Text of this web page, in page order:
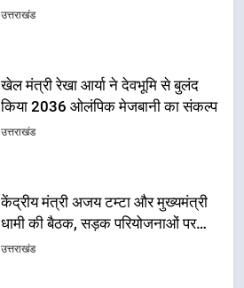
उत्तराखंड
केंद्रीय मंत्री अजय टम्टा और मुख्यमंत्री
धामी की बैठक, सड़क परियोजनाओं पर
हुआ मंथन
उत्तराखंड
एमडीडीए बोर्ड बैठक में 25 विकास प्रस्तावों
को मिली मंजूरी, देहरादून-मसूरी के
नियोजित विकास को मिलेगी रफ्तार
उत्तराखंड